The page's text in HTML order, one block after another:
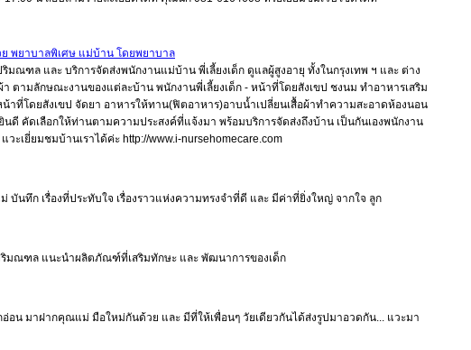
พยาบาลพิเศษ แม่บ้าน โดยพยาบาล
มณฑล และ บริการจัดส่งพนักงานแม่บ้าน พี่เลี้ยงเด็ก ดูแลผู้สูงอายุ ทั้งในกรุงเทพ ฯ และ ต่าง
ามลักษณะงานของแต่ละบ้าน พนักงานพี่เลี้ยงเด็ก - หน้าที่โดยสังเขป ชงนม ทำอาหารเสริม
าที่โดยสังเขป จัดยา อาหารให้ทาน(ฟิตอาหาร)อาบน้ำเปลี่ยนเสื้อผ้าทำความสะอาดห้องนอน
ดี คัดเลือกให้ท่านตามความประสงค์ที่แจ้งมา พร้อมบริการจัดส่งถึงบ้าน เป็นกันเองพนักงาน
เยี่ยมชมบ้านเราได้ค่ะ http://www.i-nursehomecare.com
นทึก เรื่องที่ประทับใจ เรื่องราวแห่งความทรงจำที่ดี และ มีค่าที่ยิ่งใหญ่ จากใจ ลูก
ปริมณฑล แนะนำผลิตภัณฑ์ที่เสริมทักษะ และ พัฒนาการของเด็ก
น มาฝากคุณแม่ มือใหม่กันด้วย และ มีที่ให้เพื่อนๆ วัยเดียวกันได้ส่งรูปมาอวดกัน... แวะมา